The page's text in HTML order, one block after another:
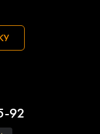
92